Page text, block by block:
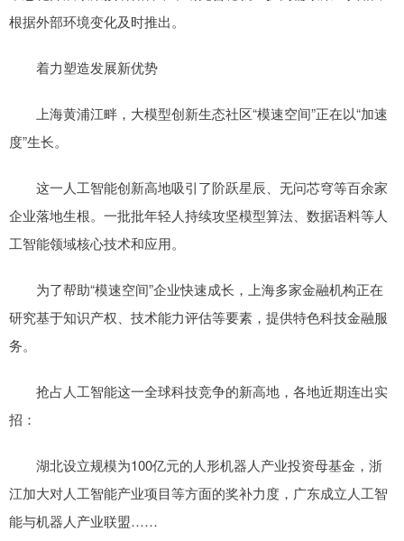
根据外部环境变化及时推出。
着力塑造发展新优势
上海黄浦江畔，大模型创新生态社区“模速空间”正在以“加速
度”生长。
这一人工智能创新高地吸引了阶跃星辰、无问芯穹等百余家
企业落地生根。一批批年轻人持续攻坚模型算法、数据语料等人
工智能领域核心技术和应用。
为了帮助“模速空间”企业快速成长，上海多家金融机构正在
研究基于知识产权、技术能力评估等要素，提供特色科技金融服
务。
抢占人工智能这一全球科技竞争的新高地，各地近期连出实
招：
湖北设立规模为100亿元的人形机器人产业投资母基金，浙
江加大对人工智能产业项目等方面的奖补力度，广东成立人工智
能与机器人产业联盟……